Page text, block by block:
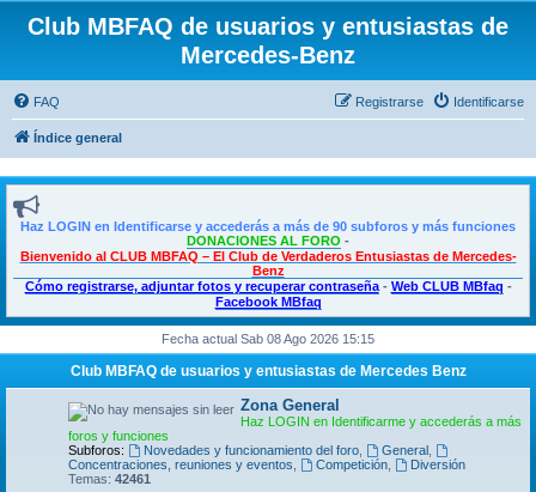
Club MBFAQ de usuarios y entusiastas de
Mercedes-Benz
FAQ Identificarse
Registrarse
Índice general
Haz LOGIN en Identificarse y accederás a más de 90 subforos y más funciones
DONACIONES AL FORO -
Bienvenido al CLUB MBFAQ – El Club de Verdaderos Entusiastas de Mercedes-
Benz
Cómo registrarse, adjuntar fotos y recuperar contraseña- Web CLUB MBfaq -
Facebook MBfaq
Fecha actual Sab 08 Ago 2026 15:15
Club MBFAQ de usuarios y entusiastas de Mercedes Benz
Zona General
Haz LOGIN en Identificarme y accederás a más
foros y funciones
Subforos:
Novedades y funcionamiento del foro, General,
Concentraciones, reuniones y eventos
Competición,
Diversión
Temas: 42461